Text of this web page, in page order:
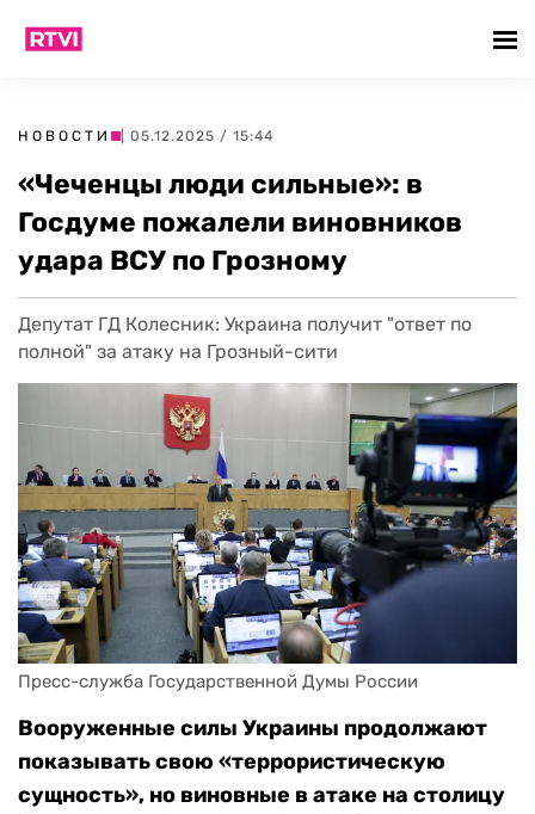
НОВОСТИ | 05.12.2025 / 15:44
«Чеченцы люди сильные»: в
Госдуме пожалели виновников
удара ВСУ по Грозному
Депутат ГД Колесник: Украина получит "ответ по
полной" за атаку на Грозный-сити
Пресс-служба Государственной Думы России
Вооруженные силы Украины продолжают
показывать свою «террористическую
сущность», но виновные в атаке на столицу